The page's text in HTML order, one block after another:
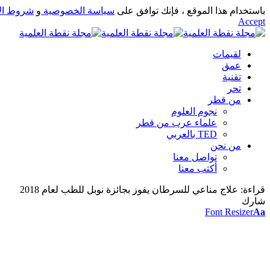
باستخدام هذا الموقع ، فإنك توافق على سياسة الخصوصية و شروط
Accept
لقيمات
عمق
تقنية
تحر
من قطر
نجوم العلوم
علماء عرب من قطر
TED بالعربي
من نحن
تواصل معنا
أكتب معنا
قراءة: علاج مناعي للسرطان يفوز بجائزة نوبل للطب لعام 2018
شارك
Font ResizerAa